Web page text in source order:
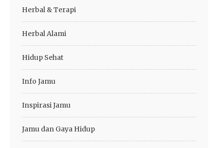
Herbal & Terapi
Herbal Alami
Hidup Sehat
Info Jamu
Inspirasi Jamu
Jamu dan Gaya Hidup